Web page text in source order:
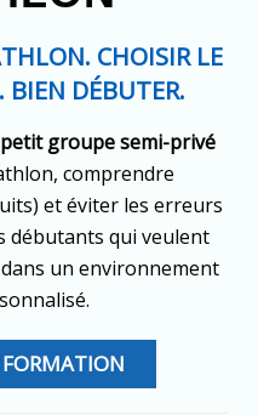
CHOISIR LE
DÉBUTER.
petit groupe semi-privé
comprendre
et éviter les erreurs
débutants qui veulent
un environnement
FORMATION